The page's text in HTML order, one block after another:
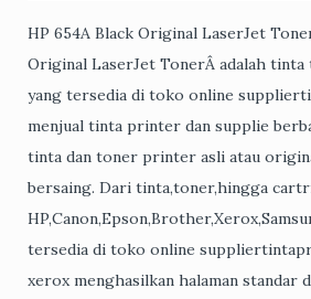
HP 654A Black Original LaserJet
Original LaserJet TonerÂ adalah
yang tersedia di toko online
menjual tinta printer dan supplie
tinta dan toner printer asli atau
bersaing. Dari tinta,toner,hingga
tersedia di toko online
xerox menghasilkan halaman standar